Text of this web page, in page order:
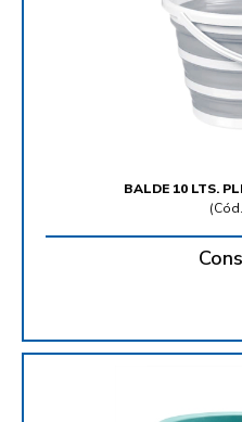
BALDE 10 LTS.
(